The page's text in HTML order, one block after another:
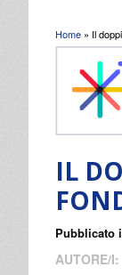
Tu sei qui
Home » Il
IL
Pubblicato
AUTORE/I: